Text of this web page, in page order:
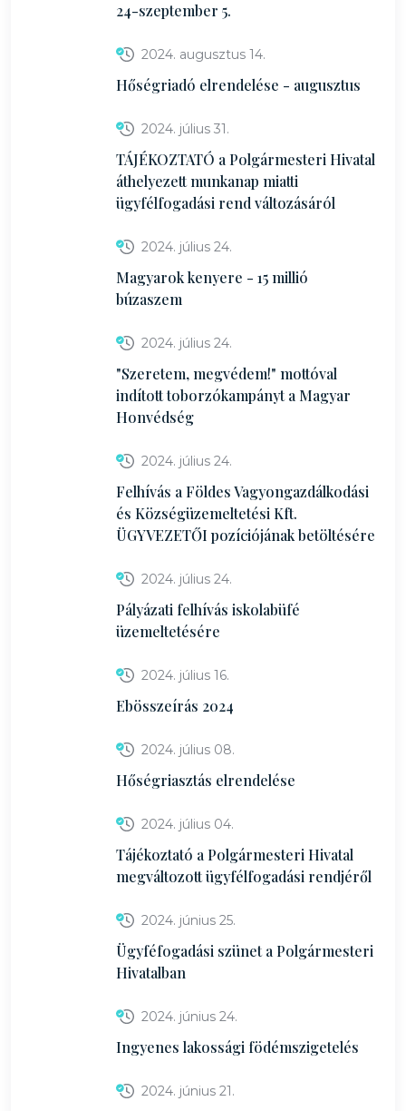
24-szeptember 5.
2024. augusztus 14.
Hőségriadó elrendelése - augusztus
2024. július 31.
TÁJÉKOZTATÓ a Polgármesteri Hivatal
áthelyezett munkanap miatti
ügyfélfogadási rend változásáról
2024. július 24.
Magyarok kenyere - 15 millió
búzaszem
2024. július 24.
"Szeretem, megvédem!" mottóval
indított toborzókampányt a Magyar
Honvédség
2024. július 24.
Felhívás a Földes Vagyongazdálkodási
és Községüzemeltetési Kft.
ÜGYVEZETŐI pozíciójának betöltésére
2024. július 24.
Pályázati felhívás iskolabüfé
üzemeltetésére
2024. július 16.
Ebösszeírás 2024
2024. július 08.
Hőségriasztás elrendelése
2024. július 04.
Tájékoztató a Polgármesteri Hivatal
megváltozott ügyfélfogadási rendjéről
2024. június 25.
Ügyféfogadási szünet a Polgármesteri
Hivatalban
2024. június 24.
Ingyenes lakossági födémszigetelés
2024. június 21.